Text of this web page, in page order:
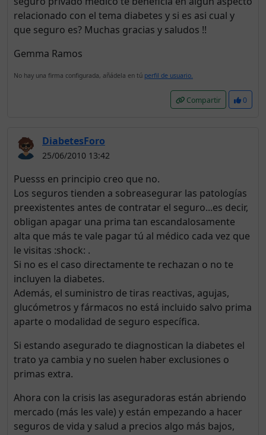
relacionado con el tema diabetes y si es asi cual y
que seguro es? Muchas gracias y saludos !!
Gemma Ramos
No hay una firma configurada, añádela en tú perfil de usuario.
Compartir 0
DiabetesForo
25/06/2010 13:42
Puesss en principio creo que no.
Los seguros tienden a sobreasegurar las patologías
preexistentes antes de contratar el seguro...es decir,
obligan apagar una prima tan escandalosamente
alta que más te vale pagar tú al médico cada vez que
le visitas :shock: .
Si no es el caso directamente te rechazan o no te
incluyen la diabetes.
Además, el suministro de tiras reactivas, agujas,
glucómetros y fármacos no está incluido salvo prima
aparte o modalidad de seguro específica.
Si estando asegurado te diagnostican la diabetes el
trato ya cambia y no suelen haber exclusiones o
primas extra.
Ahora con la crisis las aseguradoras están abriendo
mercado (más les vale) y están empezando a hacer
seguros de vida y salud a precios algo más bajos,